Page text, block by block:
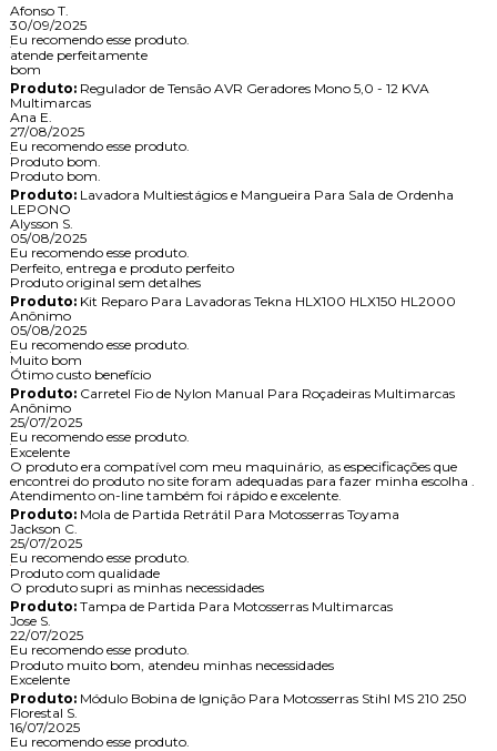
Afonso T.
30/09/2025
Eu recomendo esse produto.
atende perfeitamente
bom
Produto:Regulador de Tensão AVR Geradores Mono 5,0 - 12 KVA
Multimarcas
Ana E.
27/08/2025
Eu recomendo esse produto.
Produto bom.
Produto bom.
Produto:Lavadora Multiestágios e Mangueira Para Sala de Ordenha
LEPONO
Alysson S.
05/08/2025
Eu recomendo esse produto.
Perfeito, entrega e produto perfeito
Produto original sem detalhes
Produto:Kit Reparo Para Lavadoras Tekna HLX100 HLX150 HL2000
Anônimo
05/08/2025
Eu recomendo esse produto.
Muito bom
Ótimo custo benefício
Produto:Carretel Fio de Nylon Manual Para Roçadeiras Multimarcas
Anônimo
25/07/2025
Eu recomendo esse produto.
Excelente
O produto era compatível com meu maquinário, as especificações que
encontrei do produto no site foram adequadas para fazer minha escolha .
Atendimento on-line também foi rápido e excelente.
Produto:Mola de Partida Retrátil Para Motosserras Toyama
Jackson C.
25/07/2025
Eu recomendo esse produto.
Produto com qualidade
O produto supri as minhas necessidades
Produto:Tampa de Partida Para Motosserras Multimarcas
Jose S.
22/07/2025
Eu recomendo esse produto.
Produto muito bom, atendeu minhas necessidades
Excelente
Produto:Módulo Bobina de Ignição Para Motosserras Stihl MS 210 250
Florestal S.
16/07/2025
Eu recomendo esse produto.